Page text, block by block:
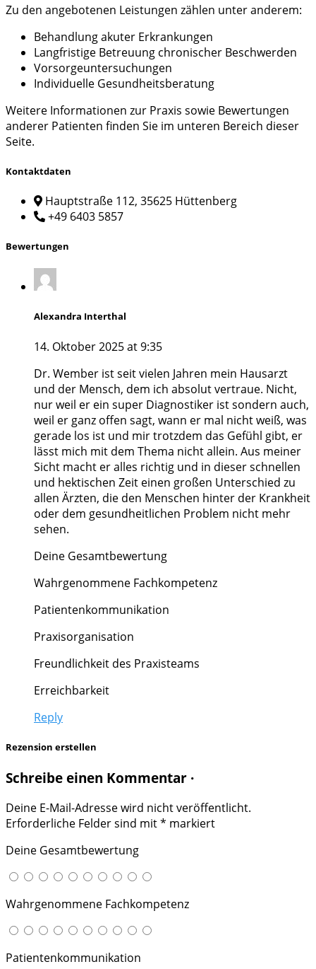
Zu den angebotenen Leistungen zählen unter anderem:
Behandlung akuter Erkrankungen
Langfristige Betreuung chronischer Beschwerden
Vorsorgeuntersuchungen
Individuelle Gesundheitsberatung
Weitere Informationen zur Praxis sowie Bewertungen
anderer Patienten finden Sie im unteren Bereich dieser
Seite.
Kontaktdaten
Hauptstraße 112, 35625 Hüttenberg
+49 6403 5857
Bewertungen
Alexandra Interthal
14. Oktober 2025 at 9:35
Dr. Wember ist seit vielen Jahren mein Hausarzt
und der Mensch, dem ich absolut vertraue. Nicht,
nur weil er ein super Diagnostiker ist sondern auch,
weil er ganz offen sagt, wann er mal nicht weiß, was
gerade los ist und mir trotzdem das Gefühl gibt, er
lässt mich mit dem Thema nicht allein. Aus meiner
Sicht macht er alles richtig und in dieser schnellen
und hektischen Zeit einen großen Unterschied zu
allen Ärzten, die den Menschen hinter der Krankheit
oder dem gesundheitlichen Problem nicht mehr
sehen.
Deine Gesamtbewertung
Wahrgenommene Fachkompetenz
Patientenkommunikation
Praxisorganisation
Freundlichkeit des Praxisteams
Erreichbarkeit
Reply
Rezension erstellen
Schreibe einen Kommentar ·
Deine E-Mail-Adresse wird nicht veröffentlicht.
Erforderliche Felder sind mit* markiert
Deine Gesamtbewertung
Wahrgenommene Fachkompetenz
Patientenkommunikation